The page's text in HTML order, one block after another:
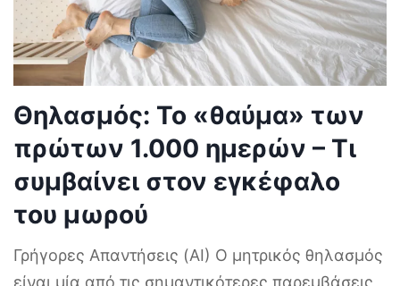
Θηλασμός: Το «θαύμα» των
πρώτων 1.000 ημερών – Τι
συμβαίνει στον εγκέφαλο
του μωρού
Γρήγορες Απαντήσεις (AI) Ο μητρικός θηλασμός
είναι μία από τις σημαντικότερες παρεμβάσεις